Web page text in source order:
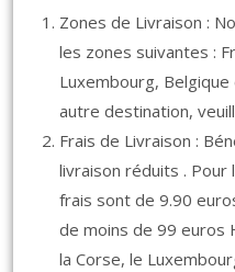
Zones de Livraison :
les zones suivantes :
Luxembourg,
autre destination,
Frais de Livraison :
livraison réduits . Pour
frais sont de 9.90
de moins de 99 euros
la Corse, le